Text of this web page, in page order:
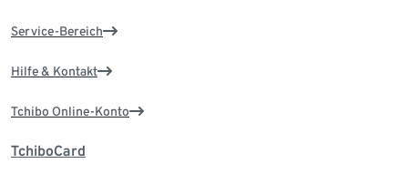
Service-Bereich
Hilfe & Kontakt
Tchibo Online-Konto
TchiboCard